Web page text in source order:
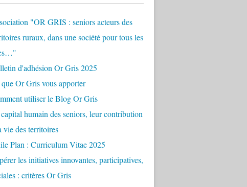
"OR GRIS : seniors acteurs des
ruraux, dans une société pour tous les
d'adhésion Or Gris 2025
Or Gris vous apporter
utiliser le Blog Or Gris
humain des seniors, leur contribution
vie des territoires
Plan : Curriculum Vitae 2025
les initiatives innovantes, participatives,
: critères Or Gris